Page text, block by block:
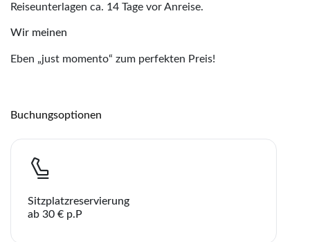
Reiseunterlagen ca. 14 Tage vor Anreise.
Wir meinen
Eben „just momento“ zum perfekten Preis!
Buchungsoptionen
Sitzplatzreservierung
ab 30 € p.P